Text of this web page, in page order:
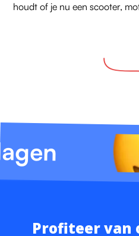
houdt of je nu een scooter,
Profiteer van